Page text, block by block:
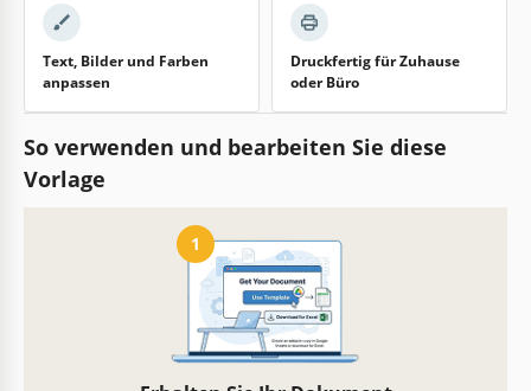
Text, Bilder und Farben
anpassen
Druckfertig für Zuhause
oder Büro
So verwenden und bearbeiten Sie diese
Vorlage
1